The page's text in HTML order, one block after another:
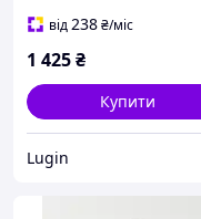
від238₴/міс
1 425₴
Купити
Lugin